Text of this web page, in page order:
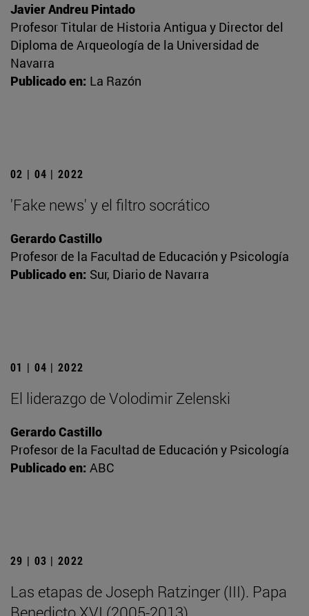
Javier Andreu Pintado
Profesor Titular de Historia Antigua y Director del
Diploma de Arqueología de la Universidad de
Navarra
Publicado en: La Razón
02 | 04 | 2022
'Fake news' y el filtro socrático
Gerardo Castillo
Profesor de la Facultad de Educación y Psicología
Publicado en: Sur, Diario de Navarra
01 | 04 | 2022
El liderazgo de Volodimir Zelenski
Gerardo Castillo
Profesor de la Facultad de Educación y Psicología
Publicado en: ABC
29 | 03 | 2022
Las etapas de Joseph Ratzinger (III). Papa